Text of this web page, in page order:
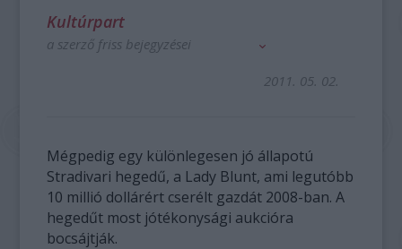
Kultúrpart
a szerző friss bejegyzései
2011. 05. 02.
Mégpedig egy különlegesen jó állapotú
Stradivari hegedű, a Lady Blunt, ami legutóbb
10 millió dollárért cserélt gazdát 2008-ban. A
hegedűt most jótékonysági aukcióra
bocsájtják.